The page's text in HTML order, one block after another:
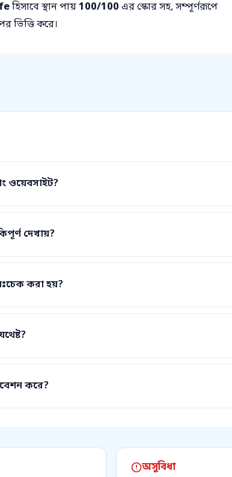
হিসাবে স্থান পায়100/100 এর স্কোর সহ, সম্পূর্ণরূপে
ভিত্তি করে।
ওয়েবসাইট?
দেখায়?
করা হয়?
করে?
অসুবিধা